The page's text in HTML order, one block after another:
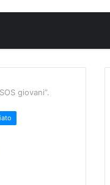
giovani”.